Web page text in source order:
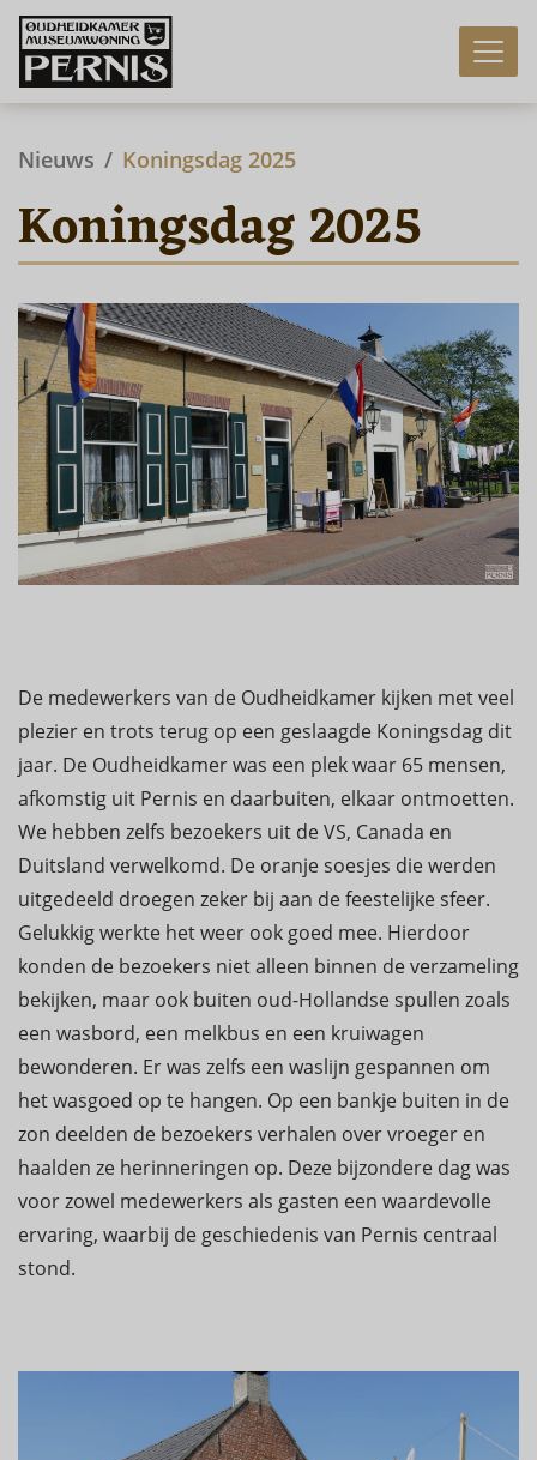
Nieuws Koningsdag 2025
Koningsdag 2025
De medewerkers van de Oudheidkamer kijken met veel
plezier en trots terug op een geslaagde Koningsdag dit
jaar. De Oudheidkamer was een plek waar 65 mensen,
afkomstig uit Pernis en daarbuiten, elkaar ontmoetten.
We hebben zelfs bezoekers uit de VS, Canada en
Duitsland verwelkomd. De oranje soesjes die werden
uitgedeeld droegen zeker bij aan de feestelijke sfeer.
Gelukkig werkte het weer ook goed mee. Hierdoor
konden de bezoekers niet alleen binnen de verzameling
bekijken, maar ook buiten oud-Hollandse spullen zoals
een wasbord, een melkbus en een kruiwagen
bewonderen. Er was zelfs een waslijn gespannen om
het wasgoed op te hangen. Op een bankje buiten in de
zon deelden de bezoekers verhalen over vroeger en
haalden ze herinneringen op. Deze bijzondere dag was
voor zowel medewerkers als gasten een waardevolle
ervaring, waarbij de geschiedenis van Pernis centraal
stond.